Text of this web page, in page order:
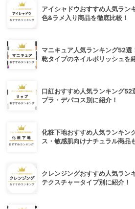
アイシャドウおすすめ人気ラン
色&ラメ入り商品を徹底比較！
マニキュア人気ランキング52選
乾タイプのネイルポリッシュを
口紅おすすめ人気ランキング52
プラ・デパコス別に紹介！
化粧下地おすすめ人気ランキン
ス・敏感肌向けナチュラル商品
クレンジングおすすめ人気ラン
テクスチャータイプ別に紹介！